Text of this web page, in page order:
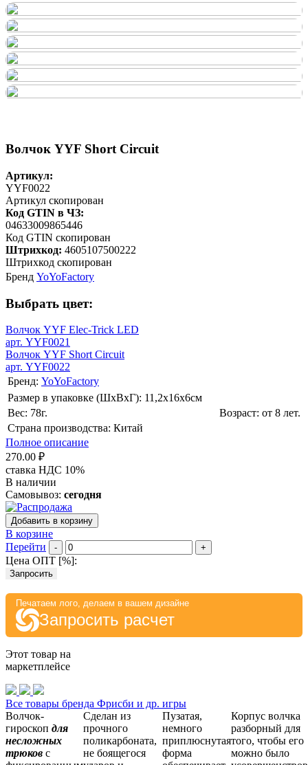
Волчок YYF Short Circuit
Артикул:
YYF0022
Артикул скопирован
Код GTIN в ЧЗ:
04633009865446
Код GTIN скопирован
Штрихкод: 4605107500222
Штрихкод скопирован
Бренд YoYoFactory
Выбрать цвет:
Волчок YYF Elec-Trick LED
арт. YYF0021
Волчок YYF Short Circuit
арт. YYF0022
Бренд: YoYoFactory
Размер в упаковке (ШхВxГ): 11,2х16х6cм
Вес: 78г.
Возраст: от 8 лет.
Страна производства: Китай
Полное описание
270.00 ₽
ставка НДС 10%
В наличии
Самовывоз: сегодня
Добавить в корзину
В корзине
Перейти
- +
Цена ОПТ [%]:
Запросить
Печатаем лого, делаем в вашем дизайне
Запросить расчет
Этот товар на
маркетплейсе
Все товары бренда Фрисби и др. игры
Волчок-
гироскоп для
несложных
трюков с
Сделан из
прочного
поликарбоната,
не боящегося
Пузатая,
немного
приплюснутая
форма
Корпус волчка
разборный для
того, чтобы его
можно было